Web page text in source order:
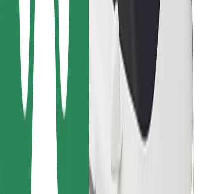
Pro kurýry
Bolt Food
Pro flotilové partnery
Pro restaurace
Bolt for Business
Jiné
Obchodní podmínky
Cookies